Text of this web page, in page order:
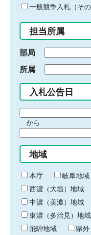
ド
入
力
一般競争入札（その
担当所属
部局
所属
入札公告日
間
始
り
から
間
終
わ
り
地域
本庁
岐阜地域
西濃（大垣）地域
中濃（美濃）地域
東濃（多治見）地域
飛騨地域
県外